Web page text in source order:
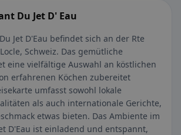
Du Jet D' Eau
Jet D'Eau befindet sich an der Rte
Schweiz. Das gemütliche
eine vielfältige Auswahl an köstlichen
erfahrenen Köchen zubereitet
umfasst sowohl lokale
als auch internationale Gerichte,
etwas bieten. Das Ambiente im
D'Eau ist einladend und entspannt,